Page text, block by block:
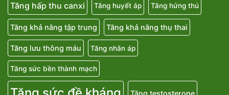
Tăng hấp thu canxi Tăng huyết áp Tăng hứng thú
Tăng khả năng tập trung Tăng khả năng thụ thai
Tăng lưu thông máu Tăng nhãn áp
Tăng sức bền thành mạch
Tăng testosterone